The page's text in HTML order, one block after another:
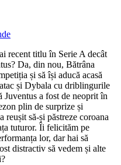
recent titlu în Serie A decât
Da, din nou, Bătrâna
și să își aducă acasă
și Dybala cu driblingurile
a fost de neoprit în
plin de surprize și
reușit să-și păstreze coroana
tuturor. Îi felicităm pe
lor, dar hai să
distractiv să vedem și alte